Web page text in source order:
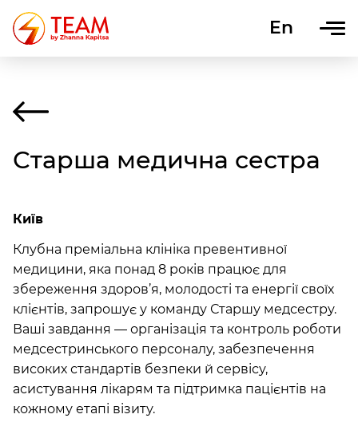
En
Uk
Старша медична сестра
Київ
Клубна преміальна клініка превентивної
медицини, яка понад 8 років працює для
збереження здоров’я, молодості та енергії своїх
клієнтів, запрошує у команду Старшу медсестру.
Ваші завдання — організація та контроль роботи
медсестринського персоналу, забезпечення
високих стандартів безпеки й сервісу,
асистування лікарям та підтримка пацієнтів на
кожному етапі візиту.